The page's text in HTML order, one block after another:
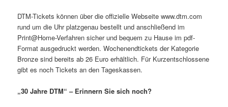
DTM-Tickets können über die offizielle Webseite www.dtm.com
rund um die Uhr platzgenau bestellt und anschließend im
Print@Home-Verfahren sicher und bequem zu Hause im pdf-
Format ausgedruckt werden. Wochenendtickets der Kategorie
Bronze sind bereits ab 26 Euro erhältlich. Für Kurzentschlossene
gibt es noch Tickets an den Tageskassen.
„30 Jahre DTM“ – Erinnern Sie sich noch?